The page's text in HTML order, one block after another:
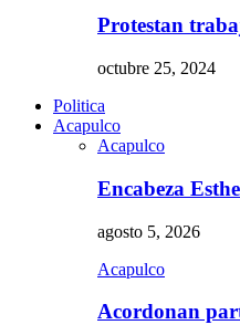
Protestan
octubre 25, 2024
Politica
Acapulco
Acapulco
Encabeza
agosto 5, 2026
Acapulco
Acordonan